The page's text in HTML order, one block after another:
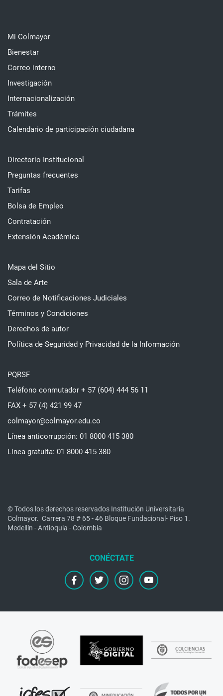
Mi Colmayor
Bienestar
Correo interno
Investigación
Internacionalización
Trámites
Calendario de participación ciudadana
Directorio Institucional
Preguntas frecuentes
Tarifas
Bolsa de Empleo
Contratación
Extensión Académica
Mapa del Sitio
Sala de Arte
Correo de Notificaciones Judiciales
Términos y Condiciones
Derechos de autor
Política de Seguridad y Privacidad de la Información
PQRSF
Teléfono conmutador + 57 (604) 444 56 11
FAX + 57 (4) 421 99 47
colmayor@colmayor.edu.co
Línea anticorrupción: 01 8000 415 380
Línea gratuita: 01 8000 415 380
© Todos los derechos reservados Institución Universitaria
Colmayor. Carrera 78 # 65 - 46 Bloque Fundacional- Piso 1.
Medellín - Antioquia - Colombia